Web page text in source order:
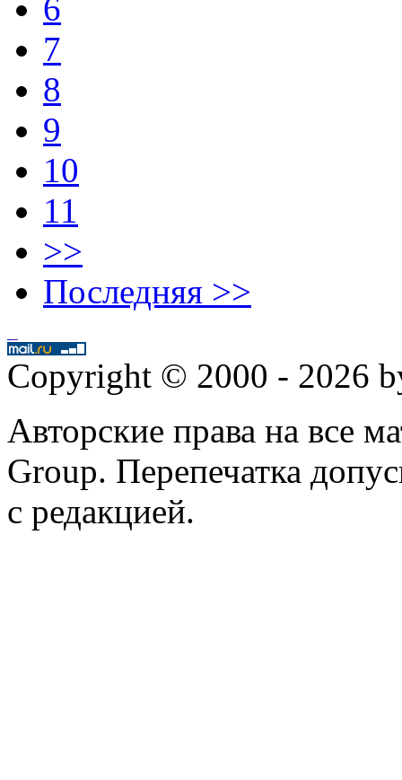
6
7
8
9
10
11
>>
Последняя >>
Copyright © 2000 - 2026
Авторские права на все
Group. Перепечатка
с редакцией.